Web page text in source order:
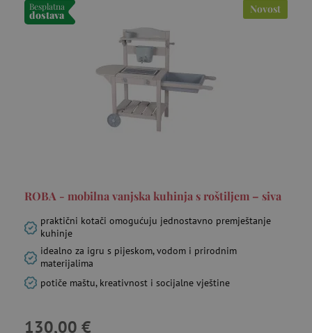
Besplatna
dostava Novost
ROBA - mobilna vanjska kuhinja s roštiljem – siva
praktični kotači omogućuju jednostavno premještanje
kuhinje
idealno za igru s pijeskom, vodom i prirodnim
materijalima
potiče maštu, kreativnost i socijalne vještine
130,00 €